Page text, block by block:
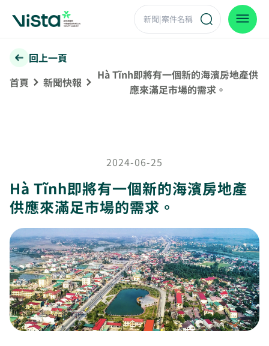
回上一頁
首頁
新聞快報
Hà Tĩnh即將有一個新的海濱房地產供
應來滿足市場的需求。
2024-06-25
Hà Tĩnh即將有一個新的海濱房地產
供應來滿足市場的需求。